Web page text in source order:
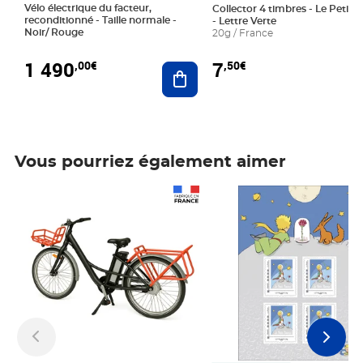
Vélo électrique du facteur,
reconditionné - Taille normale -
Noir/ Rouge
1 490,00€ Ajouter au panier
Collector 4 timbres - Le Petit
- Lettre Verte
20g / France
7,50€
Vous pourriez également aimer
Prix 7,50€